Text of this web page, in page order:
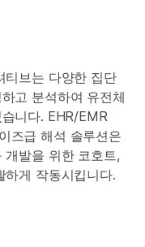
티브는 다양한 집단
고 분석하여 유전체
니다. EHR/EMR
즈급 해석 솔루션은
개발을 위한 코호트,
게 작동시킵니다.